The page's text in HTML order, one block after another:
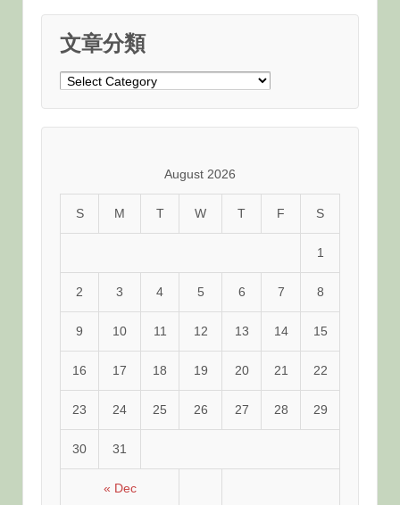
文章分類
文
August 2026
S M T W T F S
« Dec
1
2 3 4 5 6 7 8
9 10 11 12 13 14 15
16 17 18 19 20 21 22
23 24 25 26 27 28 29
30 31